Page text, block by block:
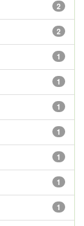
2
2
1
1
1
1
1
1
1